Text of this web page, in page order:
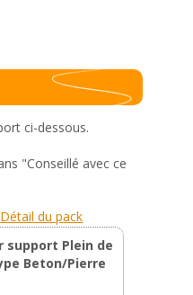
ci-dessous.
"Conseillé avec ce
Détail du pack
support Plein de
Beton/Pierre